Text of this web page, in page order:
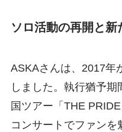
ソロ活動の再開と新
ASKAさんは、2017年
しました。執行猶予
国ツアー「THE
コンサートでファンを